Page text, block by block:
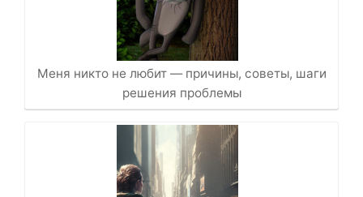
Меня никто не любит — причины, советы, шаги
решения проблемы